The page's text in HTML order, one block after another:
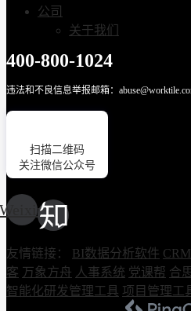
公司
关于我们
400-800-1024
违法和不良信息举报邮箱：
扫描二维码
关注微信公众号
Weixin
友情链接： BI数据分析软件 CRM
客 万象方舟 人事系统 党课帮 合
智能化研发管理工具 项目管理工